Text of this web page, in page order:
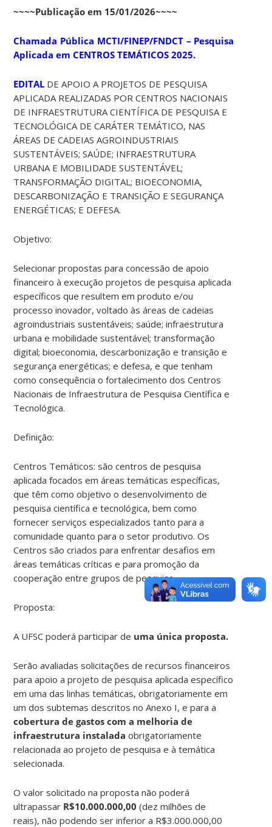
~~~~Publicação em 15/01/2026~~~~
Chamada Pública MCTI/FINEP/FNDCT – Pesquisa
Aplicada em CENTROS TEMÁTICOS 2025.
EDITAL DE APOIO A PROJETOS DE PESQUISA
APLICADA REALIZADAS POR CENTROS NACIONAIS
DE INFRAESTRUTURA CIENTÍFICA DE PESQUISA E
TECNOLÓGICA DE CARÁTER TEMÁTICO, NAS
ÁREAS DE CADEIAS AGROINDUSTRIAIS
SUSTENTÁVEIS; SAÚDE; INFRAESTRUTURA
URBANA E MOBILIDADE SUSTENTÁVEL;
TRANSFORMAÇÃO DIGITAL; BIOECONOMIA,
DESCARBONIZAÇÃO E TRANSIÇÃO E SEGURANÇA
ENERGÉTICAS; E DEFESA.
Objetivo:
Selecionar propostas para concessão de apoio
financeiro à execução projetos de pesquisa aplicada
específicos que resultem em produto e/ou
processo inovador, voltado às áreas de cadeias
agroindustriais sustentáveis; saúde; infraestrutura
urbana e mobilidade sustentável; transformação
digital; bioeconomia, descarbonização e transição e
segurança energéticas; e defesa, e que tenham
como consequência o fortalecimento dos Centros
Nacionais de Infraestrutura de Pesquisa Científica e
Tecnológica.
Definição:
Centros Temáticos: são centros de pesquisa
aplicada focados em áreas temáticas específicas,
que têm como objetivo o desenvolvimento de
pesquisa científica e tecnológica, bem como
fornecer serviços especializados tanto para a
comunidade quanto para o setor produtivo. Os
Centros são criados para enfrentar desafios em
áreas temáticas críticas e para promoção da
cooperação entre grupos de pesquisa.
Proposta:
A UFSC poderá participar de uma única proposta.
Serão avaliadas solicitações de recursos financeiros
para apoio a projeto de pesquisa aplicada específico
em uma das linhas temáticas, obrigatoriamente em
um dos subtemas descritos no Anexo I, e para a
cobertura de gastos com a melhoria de
infraestrutura instalada obrigatoriamente
relacionada ao projeto de pesquisa e à temática
selecionada.
O valor solicitado na proposta não poderá
ultrapassar R$10.000.000,00 (dez milhões de
reais), não podendo ser inferior a R$3.000.000,00